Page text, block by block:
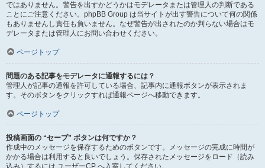
ではありません。警告を出すかどうかはモデレータまたは管理人の判断である
ことにご注意ください。phpBB Group は当サイトが出す警告について何の関係
もありませんし責任も負いません。なぜ警告が出されたのか判らない場合はモ
デレータまたは管理人にお問い合わせください。
ページトップ
問題のある記事をモデレータに通報するには？
管理人が記事の通報を許可している場合、記事内に通報ボタンが表示されま
す。そのボタンをクリックすれば通報ページへ移動できます。
ページトップ
投稿画面の “セーブ” ボタンは何ですか？
作成中のメッセージを保存するためのボタンです。メッセージの完成に時間が
かかる場合は利用すると良いでしょう。保存されたメッセージをロード（読み
込み）するには ユーザーCP へ入室してください。